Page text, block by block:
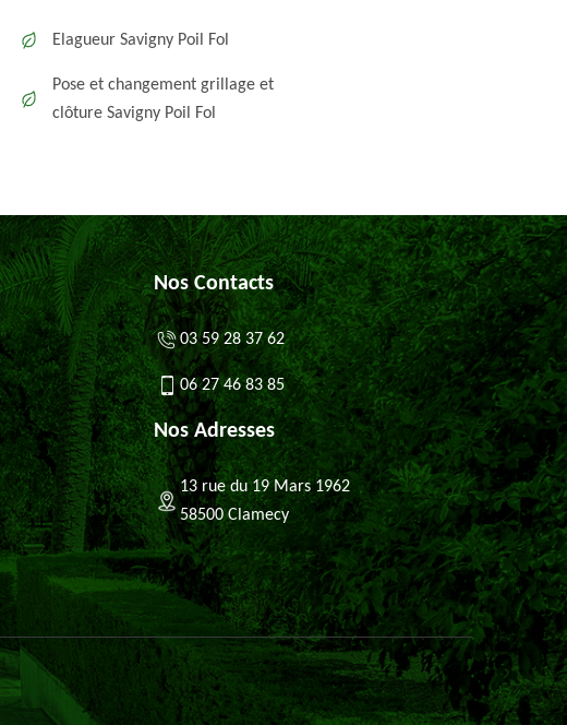
Elagueur Savigny Poil Fol
Pose et changement grillage et
clôture Savigny Poil Fol
Nos Contacts
03 59 28 37 62
06 27 46 83 85
Nos Adresses
13 rue du 19 Mars 1962
58500 Clamecy